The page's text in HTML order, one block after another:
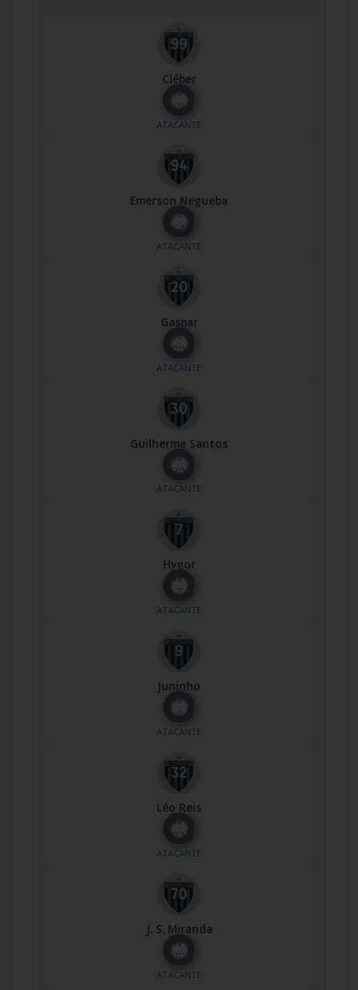
Cléber
Nº
99
ATACANTE
Emerson Negueba
Nº
94
ATACANTE
Gaspar
Nº
20
ATACANTE
Guilherme Santos
Nº
30
ATACANTE
Hygor
Nº
7
ATACANTE
Juninho
Nº
9
ATACANTE
Léo Reis
Nº
32
ATACANTE
J. S. Miranda
Nº
70
ATACANTE